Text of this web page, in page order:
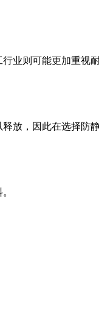
业则可能更加重视
放，因此在选择防